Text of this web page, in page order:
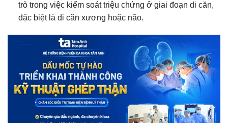
trò trong việc kiểm soát triệu chứng ở giai đoạn di căn,
đặc biệt là di căn xương hoặc não.